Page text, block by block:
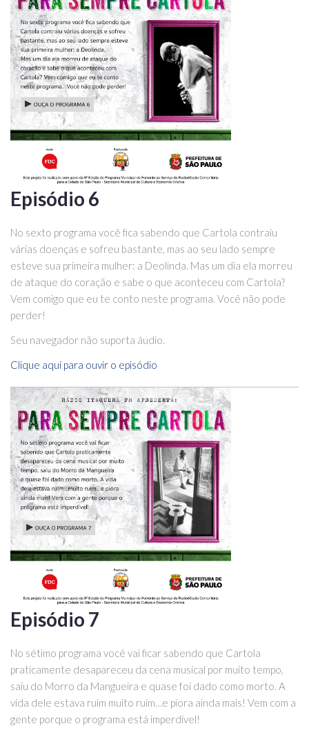
Episódio 6
No sexto programa você fica sabendo que Cartola contraiu
várias doenças e sofreu bastante, mas ao seu lado sempre
esteve sua primeira mulher: a Deolinda. Mas um dia ela morreu
de ataque do coração e sabe o que aconteceu com Cartola?
Vem comigo que eu te conto neste programa. Você não pode
perder!
Seu navegador não suporta áudio.
Clique aqui para ouvir o episódio
Episódio 7
No sétimo programa você vai ficar sabendo que Cartola
praticamente desapareceu da cena musical por muito tempo,
saiu do Morro da Mangueira e quase foi dado como morto. A
vida dele estava ruim muito ruim…e piora ainda mais! Vem com a
gente porque o programa está imperdível!